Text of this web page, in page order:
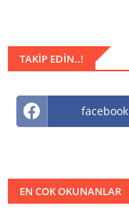
TAKIP EDIN..!
facebook
EN COK OKUNANLAR